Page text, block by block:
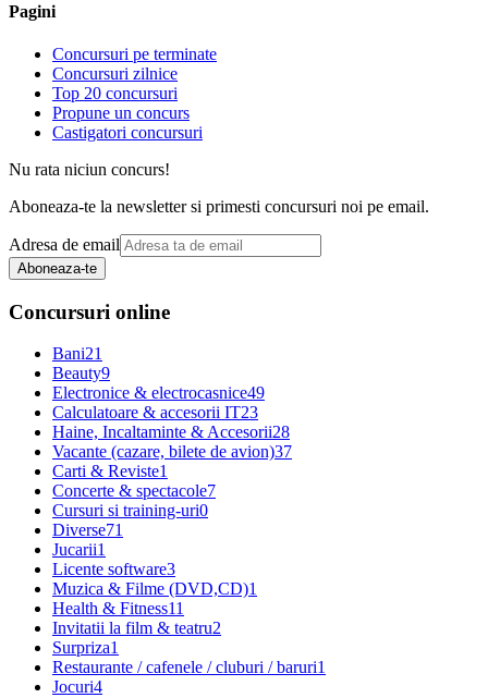
Pagini
Concursuri pe terminate
Concursuri zilnice
Top 20 concursuri
Propune un concurs
Castigatori concursuri
Nu rata niciun concurs!
Aboneaza-te la newsletter si primesti concursuri noi pe email.
Adresa de email
Aboneaza-te
Concursuri online
Bani21
Beauty9
Electronice & electrocasnice49
Calculatoare & accesorii IT23
Haine, Incaltaminte & Accesorii28
Vacante (cazare, bilete de avion)37
Carti & Reviste1
Concerte & spectacole7
Cursuri si training-uri0
Diverse71
Jucarii1
Licente software3
Muzica & Filme (DVD,CD)1
Health & Fitness11
Invitatii la film & teatru2
Surpriza1
Restaurante / cafenele / cluburi / baruri1
Jocuri4